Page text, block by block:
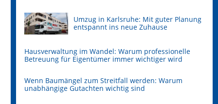
Umzug in Karlsruhe: Mit guter Planung
entspannt ins neue Zuhause
Hausverwaltung im Wandel: Warum professionelle
Betreuung für Eigentümer immer wichtiger wird
Wenn Baumängel zum Streitfall werden: Warum
unabhängige Gutachten wichtig sind